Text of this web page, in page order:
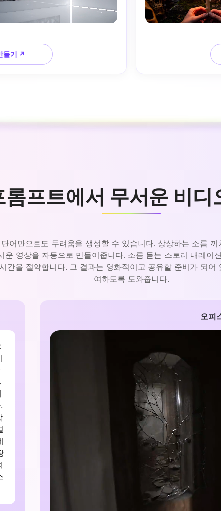
들기 ↗
롬프트에서 무서운 비디
어만으로도 두려움을 생성할 수 있습니다. 상상하는 소름
운 영상을 자동으로 만들어줍니다. 소름 돋는 스토리 내레이
간을 절약합니다. 그 결과는 영화적이고 공유할 준비가 되
여하도록 도와줍니다.
오피